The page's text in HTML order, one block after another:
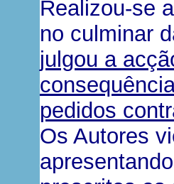
Realizou-se
no culminar
julgou a
pedidos
Os Autores